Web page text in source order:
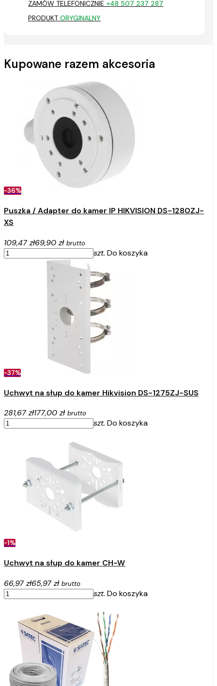
ZAMÓW TELEFONICZNIE +48 507 237 287
PRODUKT ORYGINALNY
Kupowane razem akcesoria
-36%
Puszka / Adapter do kamer IP HIKVISION DS-1280ZJ-
XS
109,47 zł69,90 zł brutto
szt. Do koszyka
-37%
Uchwyt na słup do kamer Hikvision DS-1275ZJ-SUS
281,67 zł177,00 zł brutto
szt. Do koszyka
-1%
Uchwyt na słup do kamer CH-W
66,97 zł65,97 zł brutto
szt. Do koszyka